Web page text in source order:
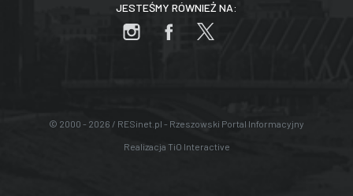
JESTEŚMY RÓWNIEŻ NA:
© 2000 - 2026 / RESinet.pl - Rzeszowski Portal Informacyjny
Realizacja TiO Interactive